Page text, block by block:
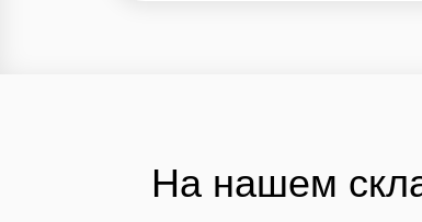
На нашем